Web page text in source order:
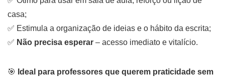
casa;
✅ Estimula a organização de ideias e o hábito da escrita;
✅ Não precisa esperar – acesso imediato e vitalício.
🎯 Ideal para professores que querem praticidade sem